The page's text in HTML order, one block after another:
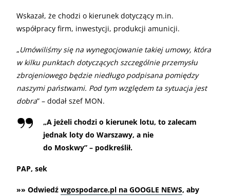
Wskazał, że chodzi o kierunek dotyczący m.in.
współpracy firm, inwestycji, produkcji amunicji.
„Umówiliśmy się na wynegocjowanie takiej umowy, która
w kilku punktach dotyczących szczególnie przemysłu
zbrojeniowego będzie niedługo podpisana pomiędzy
naszymi państwami. Pod tym względem ta sytuacja jest
dobra” – dodał szef MON.
„A jeżeli chodzi o kierunek lotu, to zalecam
jednak loty do Warszawy, a nie
do Moskwy” – podkreślił.
PAP, sek
»» Odwiedź wgospodarce.pl na GOOGLE NEWS, aby